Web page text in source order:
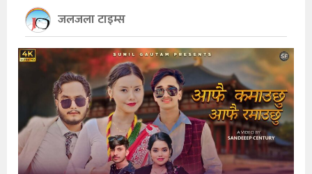
थप
जलजला टाइम्स